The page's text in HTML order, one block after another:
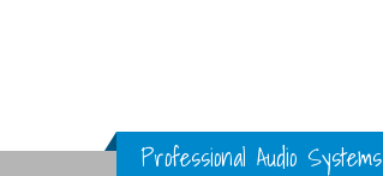
Professional Audio Systems